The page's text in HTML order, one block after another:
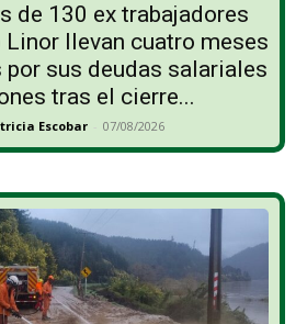
de 130 ex trabajadores
Linor llevan cuatro meses
por sus deudas salariales
tras el cierre...
Escobar - 07/08/2026